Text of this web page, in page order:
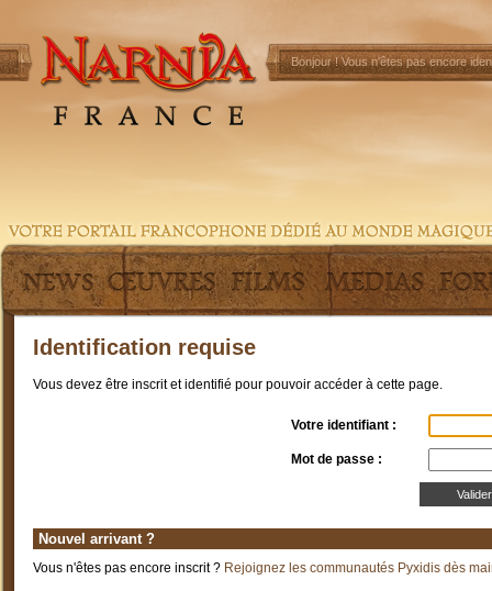
Bonjour !Vous n'êtes pas encore
Identification requise
Vous devez être inscrit et identifié pour pouvoir accéder à cette page.
Votre identifiant :
Mot de passe :
Nouvel arrivant ?
Vous n'êtes pas encore inscrit ? Rejoignez les communautés Pyxidis dès